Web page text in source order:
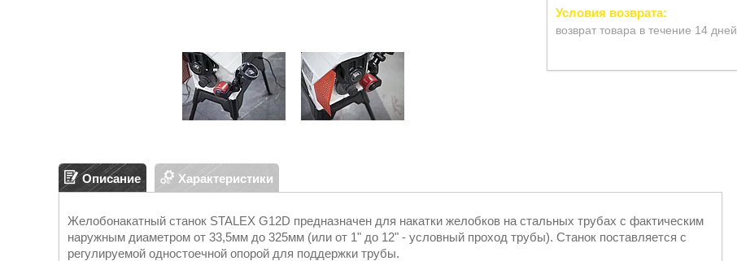
возврат товара в течение 14 дней
Описание Характеристики
Желобонакатный станок STALEX G12D предназначен для накатки желобков на стальных трубах с фактическим
наружным диаметром от 33,5мм до 325мм (или от 1" до 12" - условный проход трубы). Станок поставляется с
регулируемой одностоечной опорой для поддержки трубы.